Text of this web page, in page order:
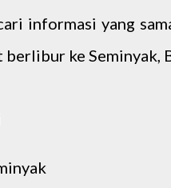
informasi yang
berlibur ke Seminyak,